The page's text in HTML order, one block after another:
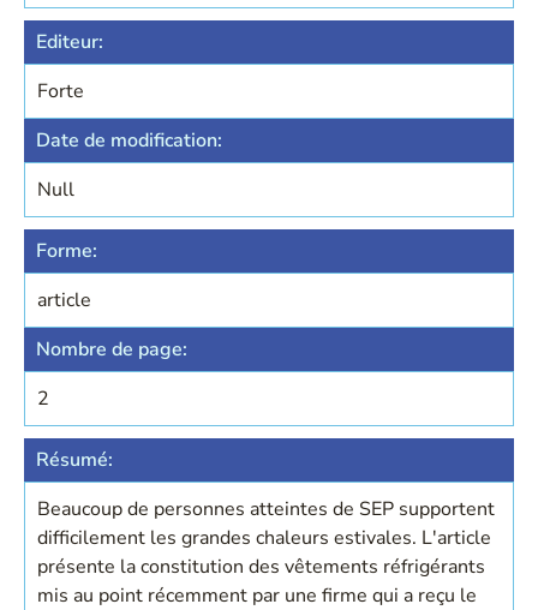
Editeur:
Forte
Date de modification:
Null
Forme:
article
Nombre de page:
2
Résumé:
Beaucoup de personnes atteintes de SEP supportent
difficilement les grandes chaleurs estivales. L'article
présente la constitution des vêtements réfrigérants
mis au point récemment par une firme qui a reçu le